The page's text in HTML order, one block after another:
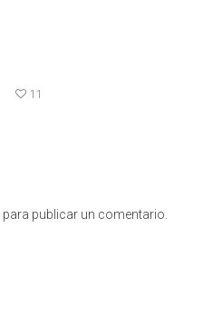
11
para publicar un comentario.